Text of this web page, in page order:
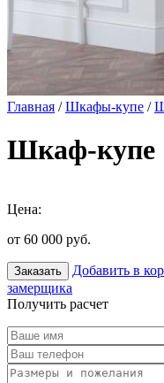
Главная /Шкафы-купе /
Шкаф-купе
Цена:
от 60 000 руб.
Заказать Добавить в
замерщика
Получить расчет